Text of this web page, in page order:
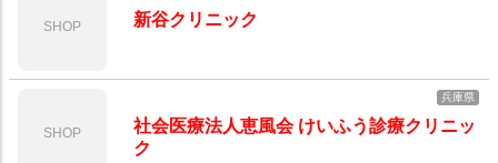
SHOP 新谷クリニック
SHOP
兵庫県
社会医療法人恵風会 けいふう診療クリニッ
ク